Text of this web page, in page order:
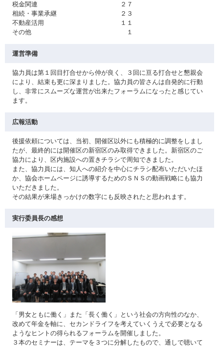
税金関連 ２７
相続・事業承継 ２３
不動産活用 １１
その他 １
運営準備
協力員は第１回目打合せから仲が良く、３回に亘る打合せと懇親会
により、結束も更に深まりました。協力員の皆さんは自発的に行動
し、非常にスムーズな運営が出来たフォーラムになったと感じてい
ます。
広報活動
後援依頼については、当初、開催区以外にも積極的に調整をしまし
たが、最終的には開催区の新宿区のみ取得できました。新宿区のご
協力により、区内施設への置きチラシで周知できました。
また、協力員には、知人への紹介を中心にチラシ配布いただいたほ
か、協会ホームページに誘導するためのＳＮＳの動画戦略にも協力
いただきました。
その結果が来場きっかけの数字にも反映されたと思われます。
実行委員長の感想
「男女ともに働く」また「長く働く」という社会の方向性のなか、
改めて年金を軸に、セカンドライフを考えていくうえで必要となる
ようなヒントの得られるフォーラムを開催しました。
３本のセミナーは、テーマを３つに分解したもので、通しで聴いて